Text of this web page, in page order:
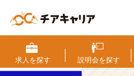
4
卒・
2
求人を探す 説明会を探す